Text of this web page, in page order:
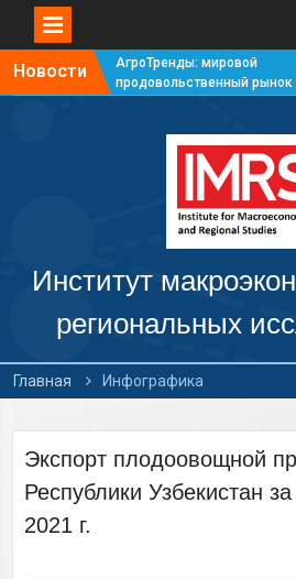
Новости
АгроТренды: мировой
продовольственный рынок
продовольственный рынок
АгроТренды: мировой
продовольственный рынок
АгроТренды: мировой
#4
Институт
региональных
Главная Инфографика
Экспорт плодоовощной
Республики Узбекистан
2021 г.